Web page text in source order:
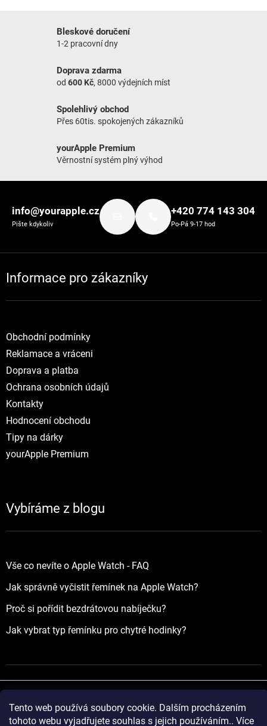
Tento web používá soubory cookie. Dalším procházením
tohoto webu vyjadřujete souhlas s jejich používáním.. Více
Bleskové doručení
1-2 pracovní dny
Doprava zdarma
od 600 Kč, 8000 výdejních míst
Spolehlivý obchod
Přes 60tis. spokojených zákazníků
yourApple Premium
Věrnostní systém plný výhod
info@yourapple.cz
Pište kdykoliv
+420 774 143 304
Po-Pá 9-17 hod
Informace pro zákazníky
Obchodní podmínky
Reklamace a vráceni
Doprava a platba
Ochrana osobních údajů
Kontakty
Hodnocení obchodu
Tipy na dárky
yourApple Premium
Vybíráme z blogu
Vše co nevíte o Apple Watch - FAQ
Jak správně vyčistit řemínek na Apple Watch?
Proč si pořídit bezdrátovou nabíječku?
Jak vybrat typ řemínku pro chytré hodinky?
Vytvořil Shoptet